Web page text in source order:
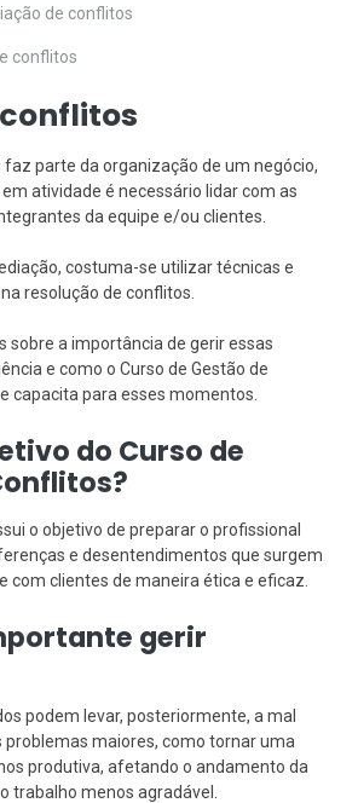
de conflitos
conflitos
parte da organização de um negócio,
atividade é necessário lidar com as
da equipe e/ou clientes.
costuma-se utilizar técnicas e
resolução de conflitos.
sobre a importância de gerir essas
e como o Curso de Gestão de
capacita para esses momentos.
do Curso de
o objetivo de preparar o profissional
e desentendimentos que surgem
com clientes de maneira ética e eficaz.
gerir
podem levar, posteriormente, a mal
maiores, como tornar uma
produtiva, afetando o andamento da
trabalho menos agradável.